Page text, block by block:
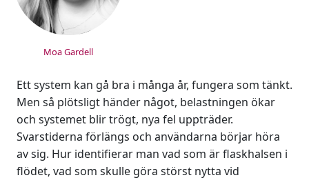
Moa Gardell
Ett system kan gå bra i många år, fungera som tänkt.
Men så plötsligt händer något, belastningen ökar
och systemet blir trögt, nya fel uppträder.
Svarstiderna förlängs och användarna börjar höra
av sig. Hur identifierar man vad som är flaskhalsen i
flödet, vad som skulle göra störst nytta vid